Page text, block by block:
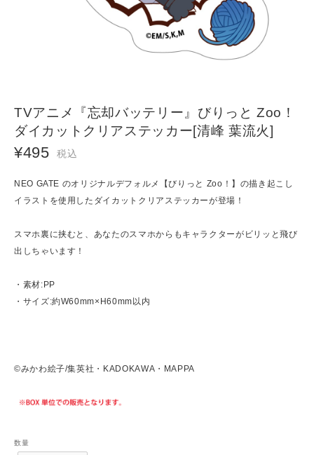
TVアニメ『忘却バッテリー』びりっと Zoo！
ダイカットクリアステッカー[清峰 葉流火]
¥495 税込
NEO GATE のオリジナルデフォルメ【びりっと Zoo！】の描き起こし
イラストを使用したダイカットクリアステッカーが登場！
スマホ裏に挟むと、あなたのスマホからもキャラクターがビリッと飛び
出しちゃいます！
・素材:PP
・サイズ:約W60mm×H60mm以内
©みかわ絵子/集英社・KADOKAWA・MAPPA
数量